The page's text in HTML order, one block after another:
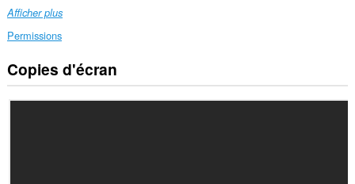
Afficher plus
Permissions
This
extension
Copies d'écran